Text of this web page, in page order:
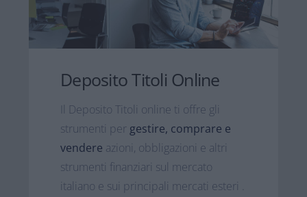
Deposito Titoli Online​
Il Deposito Titoli online ti offre gli
strumenti per gestire, comprare e
vendere azioni, obbligazioni e altri
strumenti finanziari sul mercato
italiano e sui principali mercati esteri .